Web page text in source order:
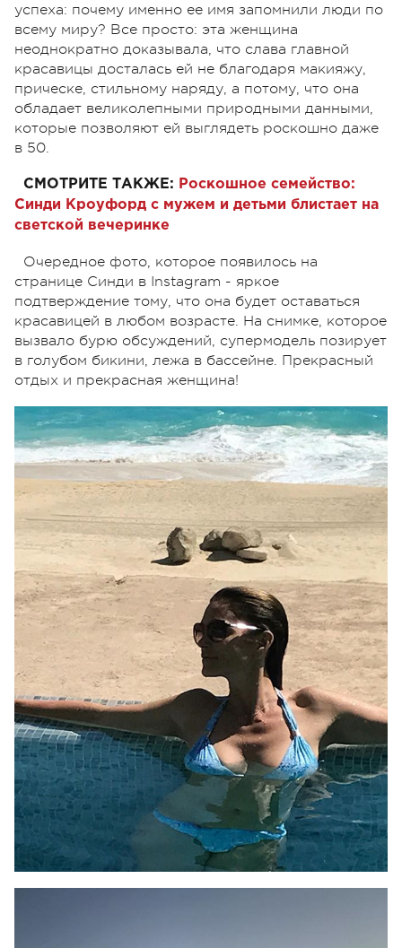
успеха: почему именно ее имя запомнили люди по
всему миру? Все просто: эта женщина
неоднократно доказывала, что слава главной
красавицы досталась ей не благодаря макияжу,
прическе, стильному наряду, а потому, что она
обладает великолепными природными данными,
которые позволяют ей выглядеть роскошно даже
в 50.
СМОТРИТЕ ТАКЖЕ: Роскошное семейство:
Синди Кроуфорд с мужем и детьми блистает на
светской вечеринке
Очередное фото, которое появилось на
странице Синди в Instagram - яркое
подтверждение тому, что она будет оставаться
красавицей в любом возрасте. На снимке, которое
вызвало бурю обсуждений, супермодель позирует
в голубом бикини, лежа в бассейне. Прекрасный
отдых и прекрасная женщина!